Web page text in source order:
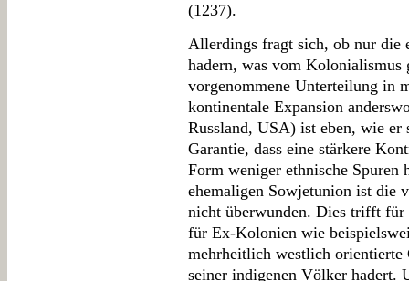
(1237).
Allerdings fragt sich, ob nur die
hadern, was vom
vorgenommene Unterteilung in
kontinentale Expansion
Russland, USA) ist eben, wie er
Garantie, dass eine stärkere
Form weniger ethnische
ehemaligen Sowjetunion ist die
nicht überwunden. Dies trifft für
für Ex-Kolonien wie
mehrheitlich westlich orientierte
seiner indigenen Völker hadert.